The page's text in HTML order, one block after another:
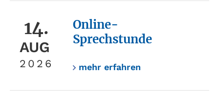
14.
AUG
2026
Online-
Sprechstunde
mehr erfahren